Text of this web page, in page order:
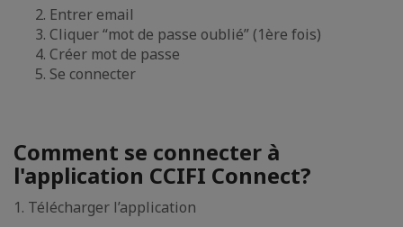
Entrer email
Cliquer “mot de passe oublié” (1ère fois)
Créer mot de passe
Se connecter
Comment se connecter à
l'application CCIFI Connect?
1. Télécharger l’application